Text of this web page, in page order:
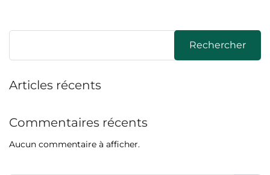
Rechercher
Articles récents
Commentaires récents
Aucun commentaire à afficher.